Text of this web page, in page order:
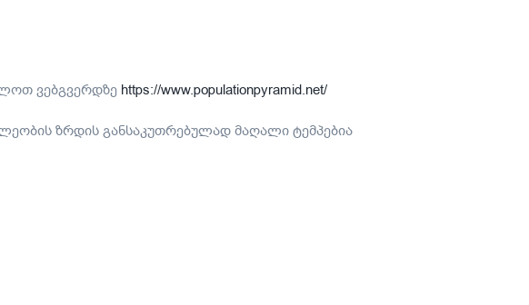
ვებგვერდზე https://www.populationpyramid.net/
ზრდის განსაკუთრებულად მაღალი ტემპებია